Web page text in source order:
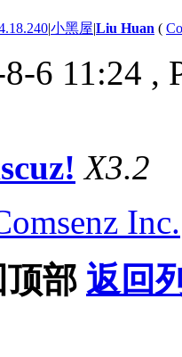
|小黑屋|Liu Huan (
6 11:24 ,
X3.2
Inc.
部 返回